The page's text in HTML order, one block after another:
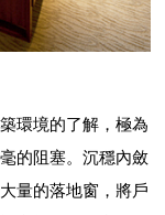
環境的了解，極為
的阻塞。沉穩內斂
量的落地窗，將戶